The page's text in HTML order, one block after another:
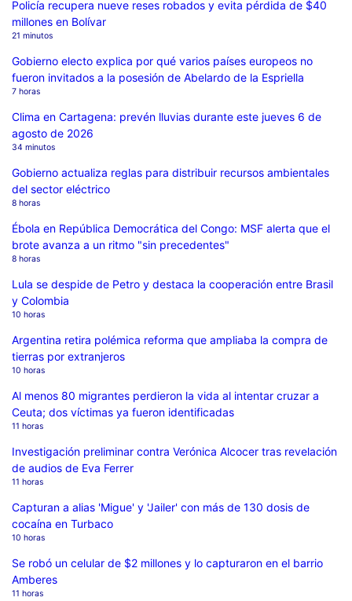
Policía recupera nueve reses robados y evita pérdida de $40
millones en Bolívar
21 minutos
Gobierno electo explica por qué varios países europeos no
fueron invitados a la posesión de Abelardo de la Espriella
7 horas
Clima en Cartagena: prevén lluvias durante este jueves 6 de
agosto de 2026
34 minutos
Gobierno actualiza reglas para distribuir recursos ambientales
del sector eléctrico
8 horas
Ébola en República Democrática del Congo: MSF alerta que el
brote avanza a un ritmo "sin precedentes"
8 horas
Lula se despide de Petro y destaca la cooperación entre Brasil
y Colombia
10 horas
Argentina retira polémica reforma que ampliaba la compra de
tierras por extranjeros
10 horas
Al menos 80 migrantes perdieron la vida al intentar cruzar a
Ceuta; dos víctimas ya fueron identificadas
11 horas
Investigación preliminar contra Verónica Alcocer tras revelación
de audios de Eva Ferrer
11 horas
Capturan a alias 'Migue' y 'Jailer' con más de 130 dosis de
cocaína en Turbaco
10 horas
Se robó un celular de $2 millones y lo capturaron en el barrio
Amberes
11 horas